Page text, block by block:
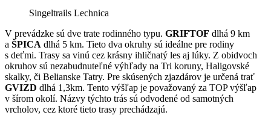
Singeltrails Lechnica
V prevádzke sú dve trate rodinného typu. GRIFTOF dlhá 9 km
a ŠPICA dlhá 5 km. Tieto dva okruhy sú ideálne pre rodiny
s deťmi. Trasy sa vinú cez krásny ihličnatý les aj lúky. Z obidvoch
okruhov sú nezabudnuteľné výhľady na Tri koruny, Haligovské
skalky, či Belianske Tatry. Pre skúsených zjazdárov je určená trať
GVIZD dlhá 1,3km. Tento výšľap je považovaný za TOP výšľap
v šírom okolí. Názvy týchto trás sú odvodené od samotných
vrcholov, cez ktoré tieto trasy prechádzajú.